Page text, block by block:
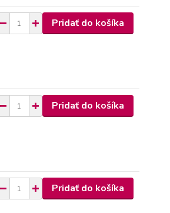
Pridať do košíka
Pridať do košíka
Pridať do košíka